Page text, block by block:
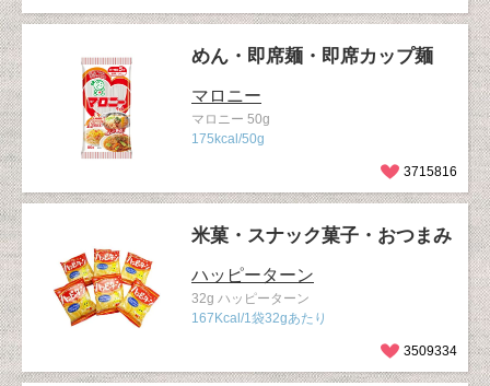
めん・即席麺・即席カップ麺
マロニー
マロニー 50g
175kcal/50g
3715816
米菓・スナック菓子・おつまみ
ハッピーターン
32g ハッピーターン
167Kcal/1袋32gあたり
3509334